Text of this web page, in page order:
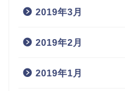
2019年3月
2019年2月
2019年1月